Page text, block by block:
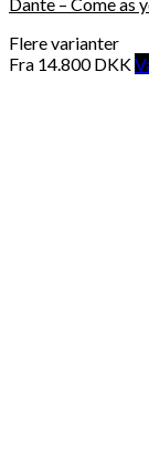
Flere varianter
Fra 14.800DKK